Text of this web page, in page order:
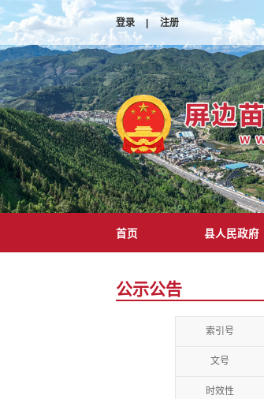
登录 | 注册
首页 县人民政府
公示公告
索引号
文号
时效性